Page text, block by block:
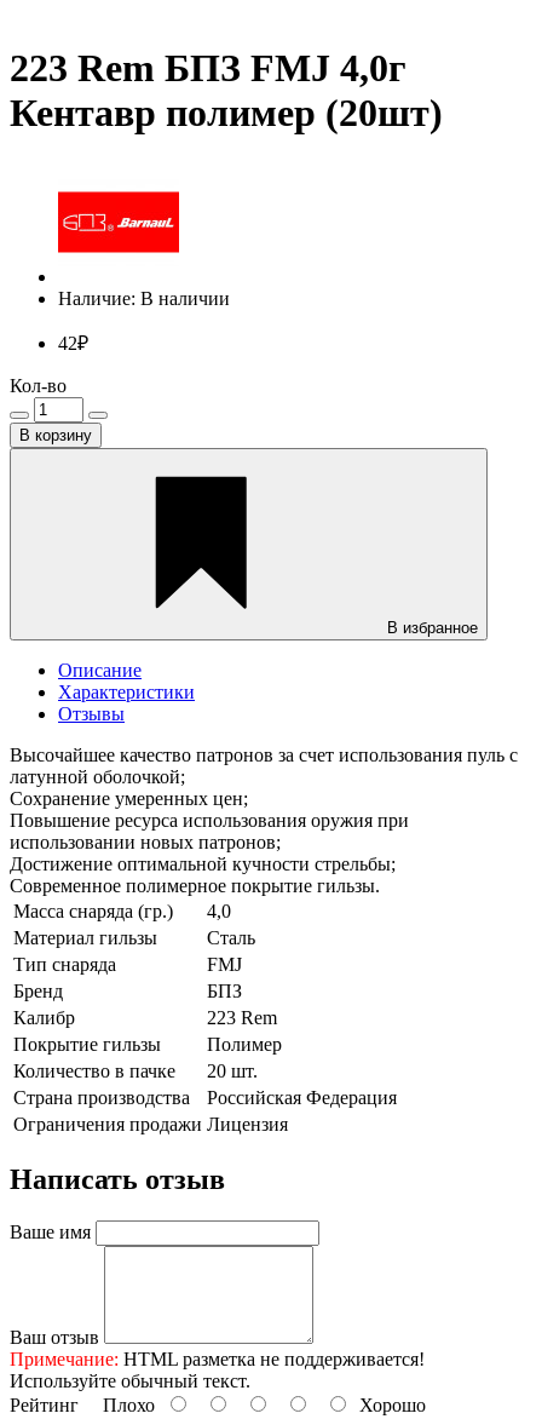
223 Rem БПЗ FMJ 4,0г
Кентавр полимер (20шт)
Наличие: В наличии
42₽
Кол-во
В корзину
В избранное
Описание
Характеристики
Отзывы
Высочайшее качество патронов за счет использования пуль с
латунной оболочкой;
Сохранение умеренных цен;
Повышение ресурса использования оружия при
использовании новых патронов;
Достижение оптимальной кучности стрельбы;
Современное полимерное покрытие гильзы.
Масса снаряда (гр.)
4,0
Материал гильзы
Сталь
Тип снаряда
FMJ
Бренд
БПЗ
Калибр
223 Rem
Покрытие гильзы
Полимер
Количество в пачке
20 шт.
Страна производства
Российская Федерация
Ограничения продажи Лицензия
Написать отзыв
Ваше имя
Ваш отзыв
Примечание: HTML разметка не поддерживается!
Используйте обычный текст.
Рейтинг Плохо
Хорошо